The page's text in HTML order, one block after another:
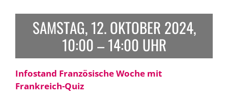
SAMSTAG, 12. OKTOBER 2024,
10:00 – 14:00 UHR
Infostand Französische Woche mit
Frankreich-Quiz